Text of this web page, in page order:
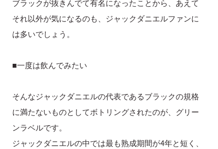
ブラックが抜きんでて有名になったことから、あえて
それ以外が気になるのも、ジャックダニエルファンに
は多いでしょう。
■一度は飲んでみたい
そんなジャックダニエルの代表であるブラックの規格
に満たないものとしてボトリングされたのが、グリー
ンラベルです。
ジャックダニエルの中では最も熟成期間が4年と短く、